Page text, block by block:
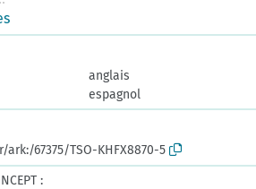
anglais
espagnol
67375/TSO-KHFX8870-5
: